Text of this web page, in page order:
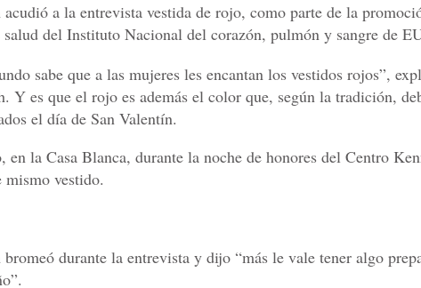
a la entrevista vestida de rojo, como parte de la
salud del Instituto Nacional del corazón, pulmón y sangre de
sabe que a las mujeres les encantan los vestidos rojos”,
Y es que el rojo es además el color que, según la tradición,
el día de San Valentín.
en la Casa Blanca, durante la noche de honores del Centro
mismo vestido.
durante la entrevista y dijo “más le vale tener algo